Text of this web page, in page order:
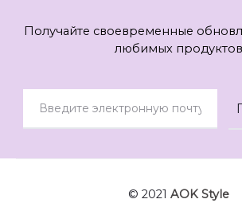
Получайте своевременные
любимых продуктов
© 2021 AOK Style